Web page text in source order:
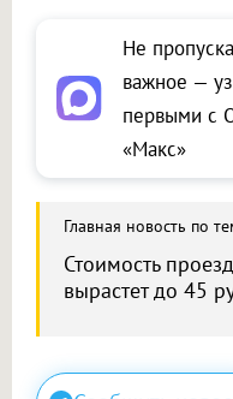
Не
важное —
первыми с
«Макс»
Главная новость по
Стоимость
вырастет до 45